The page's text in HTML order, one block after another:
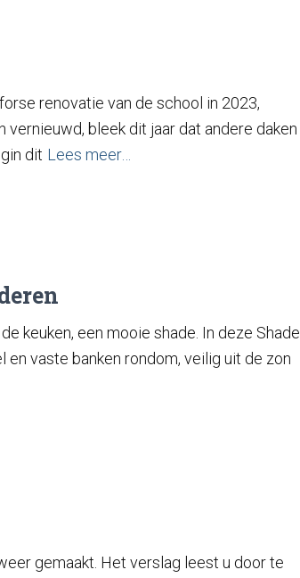
renovatie van de school in 2023,
bleek dit jaar dat andere daken
dit Lees meer…
keuken, een mooie shade. In deze Shade
en vaste banken rondom, veilig uit de zon
gemaakt. Het verslag leest u door te